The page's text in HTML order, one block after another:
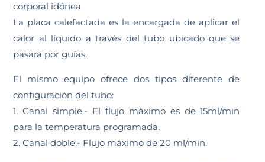
corporal idónea
La placa calefactada es la encargada de aplicar el
calor al líquido a través del tubo ubicado que se
pasara por guías.
El mismo equipo ofrece dos tipos diferente de
configuración del tubo:
1. Canal simple.- El flujo máximo es de 15ml/min
para la temperatura programada.
2. Canal doble.- Flujo máximo de 20 ml/min.